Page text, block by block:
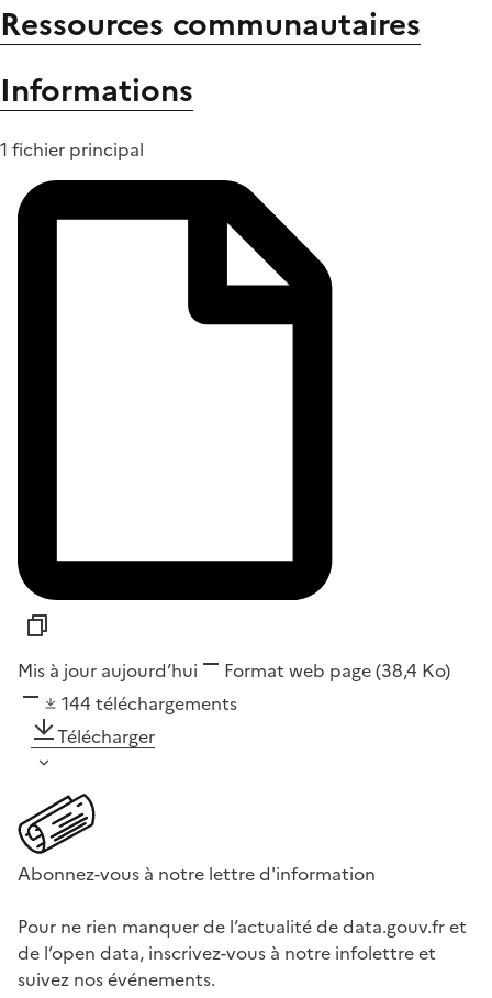
Ressources communautaires
Informations
1 fichier principal
Mis à jour aujourd’hui Format web page(38,4 Ko)
144 téléchargements
Télécharger
Abonnez-vous à notre lettre d'information
Pour ne rien manquer de l’actualité de data.gouv.fr et
de l’open data, inscrivez-vous à notre infolettre et
suivez nos événements.